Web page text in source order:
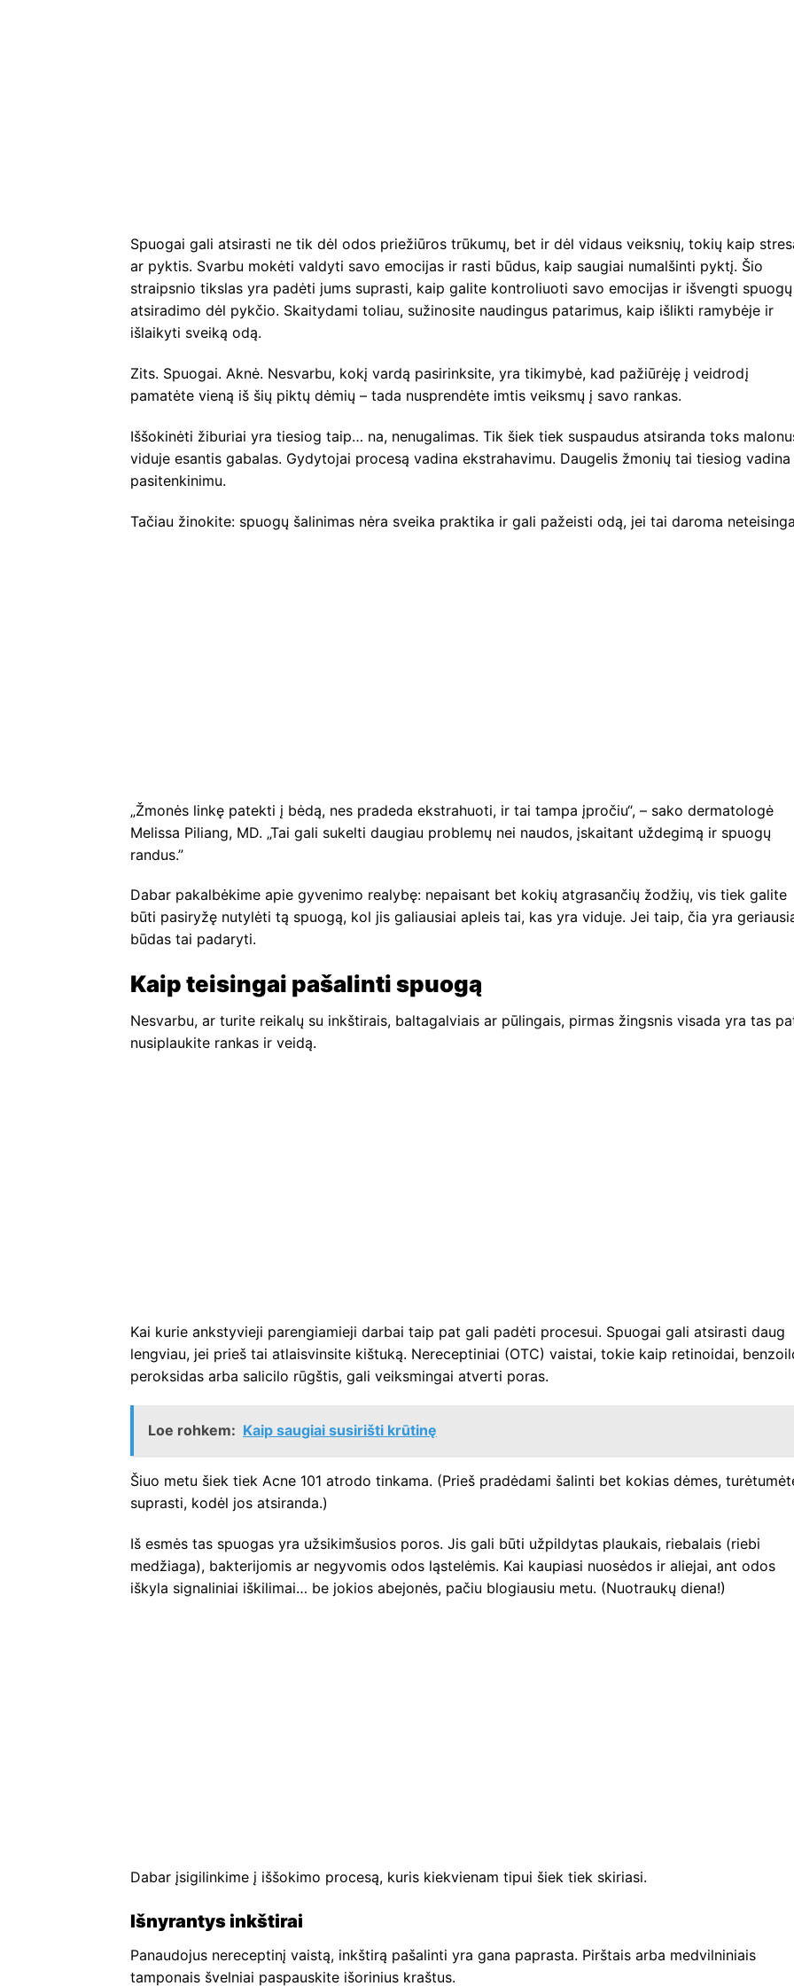
Spuogai gali atsirasti ne tik dėl odos priežiūros trūkumų, bet ir dėl vidaus veiksnių, tokių kaip
ar pyktis. Svarbu mokėti valdyti savo emocijas ir rasti būdus, kaip saugiai numalšinti pyktį. Šio
straipsnio tikslas yra padėti jums suprasti, kaip galite kontroliuoti savo emocijas ir išvengti spuogų
atsiradimo dėl pykčio. Skaitydami toliau, sužinosite naudingus patarimus, kaip išlikti ramybėje ir
išlaikyti sveiką odą.
Zits. Spuogai. Aknė. Nesvarbu, kokį vardą pasirinksite, yra tikimybė, kad pažiūrėję į veidrodį
pamatėte vieną iš šių piktų dėmių – tada nusprendėte imtis veiksmų į savo rankas.
Iššokinėti žiburiai yra tiesiog taip… na, nenugalimas. Tik šiek tiek suspaudus atsiranda toks
viduje esantis gabalas. Gydytojai procesą vadina ekstrahavimu. Daugelis žmonių tai tiesiog vadina
pasitenkinimu.
Tačiau žinokite: spuogų šalinimas nėra sveika praktika ir gali pažeisti odą, jei tai daroma
„Žmonės linkę patekti į bėdą, nes pradeda ekstrahuoti, ir tai tampa įpročiu“, – sako dermatologė
Melissa Piliang, MD. „Tai gali sukelti daugiau problemų nei naudos, įskaitant uždegimą ir spuogų
randus.”
Dabar pakalbėkime apie gyvenimo realybę: nepaisant bet kokių atgrasančių žodžių, vis tiek galite
būti pasiryžę nutylėti tą spuogą, kol jis galiausiai apleis tai, kas yra viduje. Jei taip, čia yra
būdas tai padaryti.
Kaip teisingai pašalinti spuogą
Nesvarbu, ar turite reikalų su inkštirais, baltagalviais ar pūlingais, pirmas žingsnis visada yra tas
nusiplaukite rankas ir veidą.
Kai kurie ankstyvieji parengiamieji darbai taip pat gali padėti procesui. Spuogai gali atsirasti daug
lengviau, jei prieš tai atlaisvinsite kištuką. Nereceptiniai (OTC) vaistai, tokie kaip retinoidai,
peroksidas arba salicilo rūgštis, gali veiksmingai atverti poras.
Loe rohkem: Kaip saugiai susirišti krūtinę
Šiuo metu šiek tiek Acne 101 atrodo tinkama. (Prieš pradėdami šalinti bet kokias dėmes,
suprasti, kodėl jos atsiranda.)
Iš esmės tas spuogas yra užsikimšusios poros. Jis gali būti užpildytas plaukais, riebalais (riebi
medžiaga), bakterijomis ar negyvomis odos ląstelėmis. Kai kaupiasi nuosėdos ir aliejai, ant odos
iškyla signaliniai iškilimai… be jokios abejonės, pačiu blogiausiu metu. (Nuotraukų diena!)
Dabar įsigilinkime į iššokimo procesą, kuris kiekvienam tipui šiek tiek skiriasi.
Išnyrantys inkštirai
Panaudojus nereceptinį vaistą, inkštirą pašalinti yra gana paprasta. Pirštais arba medvilniniais
tamponais švelniai paspauskite išorinius kraštus.